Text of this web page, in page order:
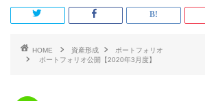
HOME 資産形成
ポートフォリオ
ポートフォリオ公開【2020年3月度】